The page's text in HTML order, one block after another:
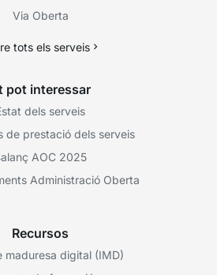
Via Oberta
tots els serveis
pot interessar
dels serveis
de prestació dels serveis
AOC 2025
Administració Oberta
Recursos
maduresa digital (IMD)